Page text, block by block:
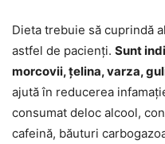
Dieta trebuie să cuprindă
astfel de pacienți. Sunt
morcovii, țelina, varza,
ajută în reducerea
consumat deloc alcool,
cafeină, băuturi